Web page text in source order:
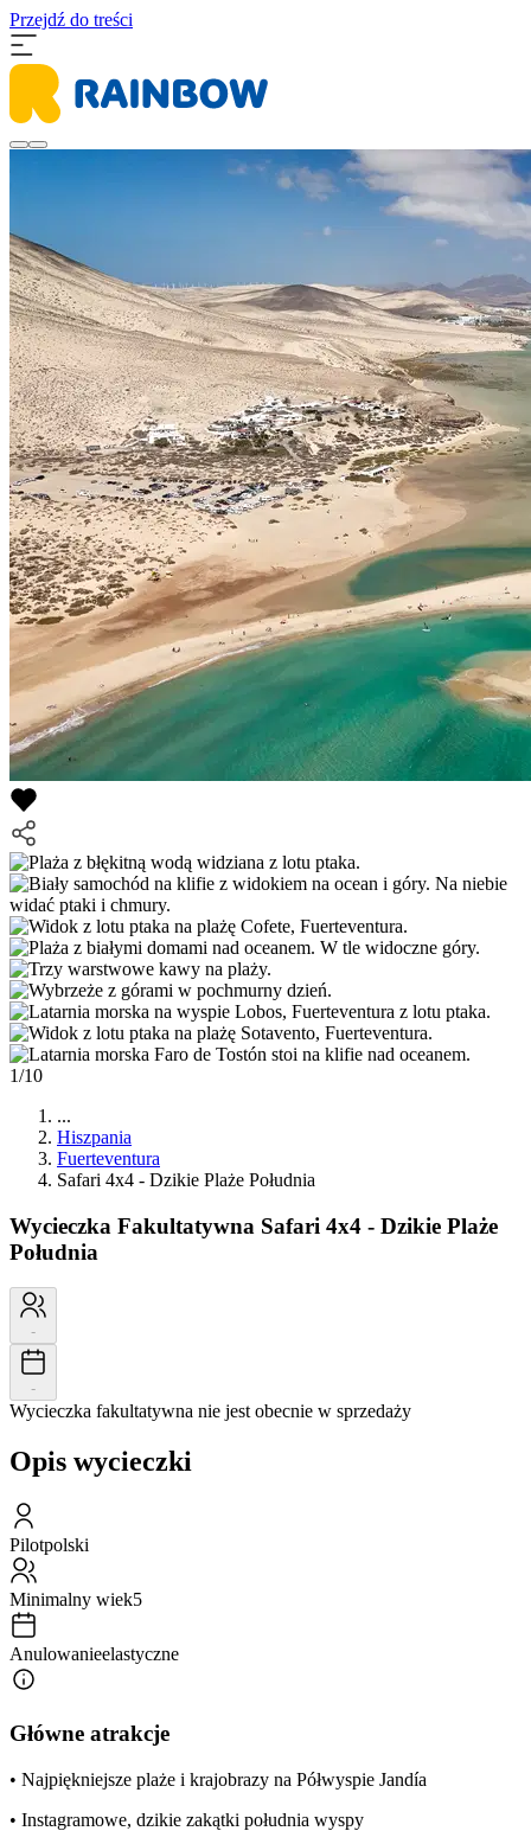
Przejdź do treści
1/10
...
Hiszpania
Fuerteventura
Safari 4x4 - Dzikie Plaże Południa
Wycieczka Fakultatywna Safari 4x4 - Dzikie Plaże
Południa
-
-
Wycieczka fakultatywna nie jest obecnie w sprzedaży
Opis wycieczki
Pilotpolski
Minimalny wiek5
Anulowanieelastyczne
Główne atrakcje
• Najpiękniejsze plaże i krajobrazy na Półwyspie Jandía
• Instagramowe, dzikie zakątki południa wyspy